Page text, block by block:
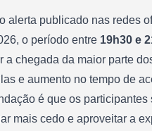
alerta publicado nas redes
o período entre 19h30 e
a chegada da maior parte
e aumento no tempo de
é que os participantes
mais cedo e aproveitar a